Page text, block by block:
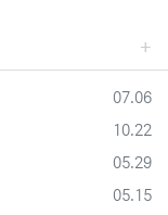
등록일
07.06
등록일
10.22
등록일
05.29
등록일
05.15